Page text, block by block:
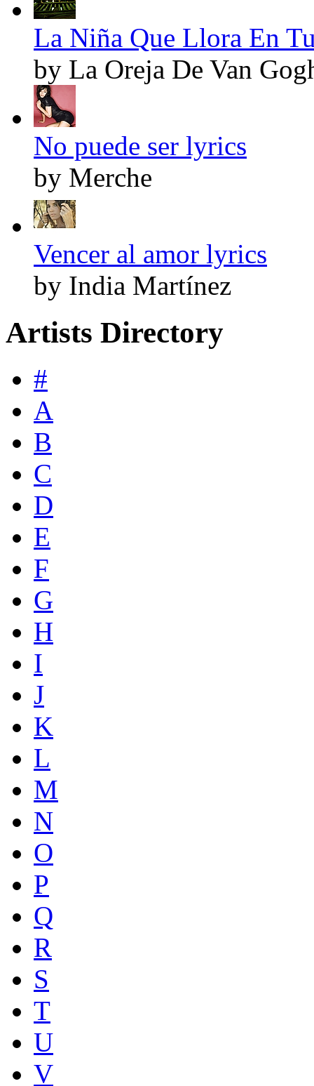
La Niña Que Llora En
by La Oreja De Van
No puede ser lyrics
by Merche
Vencer al amor lyrics
by India Martínez
Artists Directory
#
A
B
C
D
E
F
G
H
I
J
K
L
M
N
O
P
Q
R
S
T
U
V